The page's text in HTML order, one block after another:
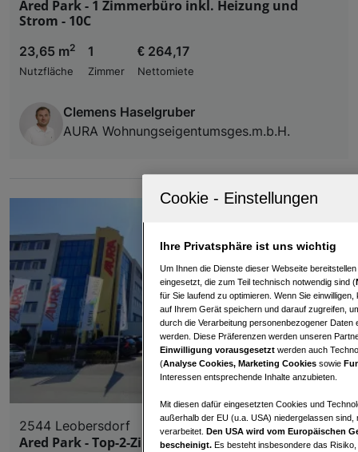
Ared Park - 1 Zimmerbüro inkl. Heizung und
Strom - 10C
23,65 m2
Nutzfläche
1
Zimmer
€ 264,17
Nettomiete
Clemens Haselgruber
AURA Wohnungseigentumsges.m.b.H.
2544 Leobersdorf
Ared Park - Top-2-Zimmer Büro - B8A
Ihre Privatsphäre ist uns wichtig
Um Ihnen die Dienste dieser Webseite
eingesetzt, die zum Teil technisch notwendig sind (
für Sie laufend zu optimieren. Wenn Sie
auf Ihrem Gerät speichern und darauf zugreifen,
durch die Verarbeitung personenbezogener
werden. Diese Präferenzen werden unseren
Einwilligung vorausgesetzt werden auch
(Analyse Cookies, Marketing Cookies sowie
Interessen entsprechende Inhalte anzubieten.
Mit diesen dafür eingesetzten Cookies und
außerhalb der EU (u.a. USA) niedergelassen
verarbeitet. Den USA wird vom Europäischen
bescheinigt. Es besteht insbesondere das